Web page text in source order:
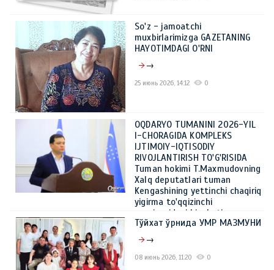
So'z - jamoatchi
muxbirlarimizga GAZETANING
HAYOTIMDAGI O'RNI
→
25 июнь 2026, 14:12 0
OQDARYO TUMANINI 2026-YIL
I-CHORAGIDA KOMPLEKS
IJTIMOIY-IQTISODIY
RIVOJLANTIRISH TO'G'RISIDA
Tuman hokimi T.Maxmudovning
Xalq deputatlari tuman
Kengashining yettinchi chaqiriq
yigirma to'qqizinchi
sessiyasidagi hisoboti
Тўйхат ўрнида УМР МАЗМУНИ
→
08 июнь 2026, 11:20 0